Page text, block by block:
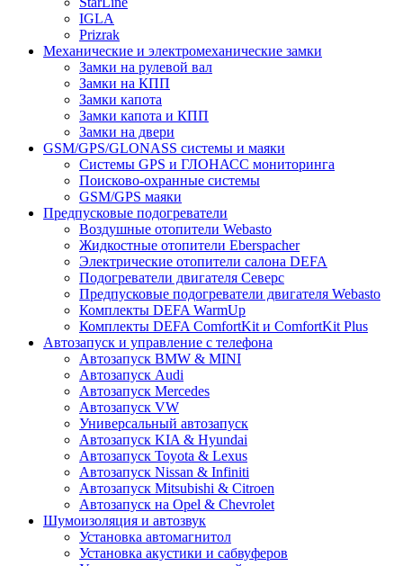
IGLA
Prizrak
Механические и электромеханические замки
Замки на рулевой вал
Замки на КПП
Замки капота
Замки капота и КПП
Замки на двери
GSM/GPS/GLONASS системы и маяки
Системы GPS и ГЛОНАСС мониторинга
Поисково-охранные системы
GSM/GPS маяки
Предпусковые подогреватели
Воздушные отопители Webasto
Жидкостные отопители Eberspacher
Электрические отопители салона DEFA
Подогреватели двигателя Северс
Предпусковые подогреватели двигателя Webasto
Комплекты DEFA WarmUp
Комплекты DEFA ComfortKit и ComfortKit Plus
Автозапуск и управление с телефона
Автозапуск BMW & MINI
Автозапуск Audi
Автозапуск Mercedes
Автозапуск VW
Универсальный автозапуск
Автозапуск KIA & Hyundai
Автозапуск Toyota & Lexus
Автозапуск Nissan & Infiniti
Автозапуск Mitsubishi & Citroen
Автозапуск на Opel & Chevrolet
Шумоизоляция и автозвук
Установка автомагнитол
Установка акустики и сабвуферов